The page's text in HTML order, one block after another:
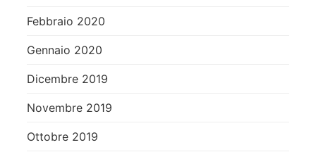
Febbraio 2020
Gennaio 2020
Dicembre 2019
Novembre 2019
Ottobre 2019